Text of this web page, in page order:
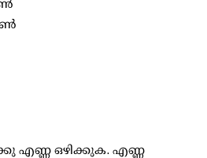
എണ്ണ ഒഴിക്കുക. എണ്ണ